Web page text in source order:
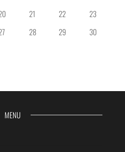
21 22
23
28 29
30
MENU